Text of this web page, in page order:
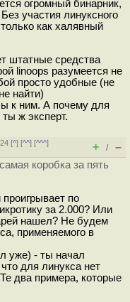
огромный бинарник,
участия линуксного
как халявный
штатные средства
linoops разумеется не
просто удобные (не
найти)
к ним. А почему для
ж эксперт.
[^] [^^] [^^^]
+ / –
коробка за пять
по
за 2.000? Или
нашел? Не будем
применяемого в
уже) - ты начал
что для линукса нет
два примера, которые